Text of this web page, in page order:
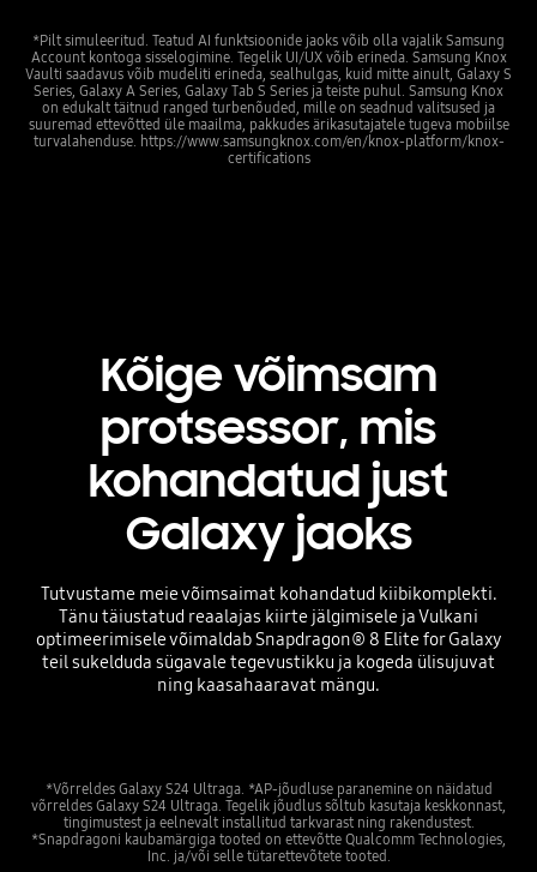
*Pilt simuleeritud. Teatud AI funktsioonide jaoks võib olla vajalik Samsung
Account kontoga sisselogimine. Tegelik UI/UX võib erineda. Samsung Knox
Vaulti saadavus võib mudeliti erineda, sealhulgas, kuid mitte ainult, Galaxy S
Series, Galaxy A Series, Galaxy Tab S Series ja teiste puhul. Samsung Knox
on edukalt täitnud ranged turbenõuded, mille on seadnud valitsused ja
suuremad ettevõtted üle maailma, pakkudes ärikasutajatele tugeva mobiilse
turvalahenduse. https://www.samsungknox.com/en/knox-platform/knox-
certifications
Kõige võimsam
protsessor, mis
kohandatud just
Galaxy jaoks
Tutvustame meie võimsaimat kohandatud kiibikomplekti.
Tänu täiustatud reaalajas kiirte jälgimisele ja Vulkani
optimeerimisele võimaldab Snapdragon® 8 Elite for Galaxy
teil sukelduda sügavale tegevustikku ja kogeda ülisujuvat
ning kaasahaaravat mängu.
*Võrreldes Galaxy S24 Ultraga. *AP-jõudluse paranemine on näidatud
võrreldes Galaxy S24 Ultraga. Tegelik jõudlus sõltub kasutaja keskkonnast,
tingimustest ja eelnevalt installitud tarkvarast ning rakendustest.
*Snapdragoni kaubamärgiga tooted on ettevõtte Qualcomm Technologies,
Inc. ja/või selle tütarettevõtete tooted.